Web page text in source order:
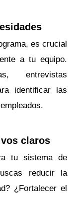
es crucial
a tu equipo.
entrevistas
identificar las
claros
tu sistema de
reducir la
¿Fortalecer el